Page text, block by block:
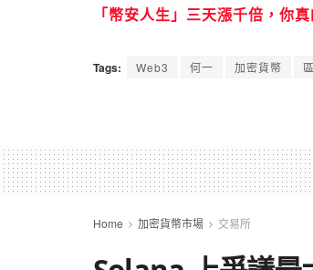
「幣安人生」三天漲千倍，你
Tags: Web3 何一 加密貨幣
Home 加密貨幣市場 交易所